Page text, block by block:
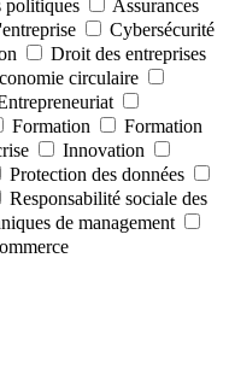
politiques
Assurances
Cybersécurité
Droit des entreprises
circulaire
Formation
Formation
Innovation
Protection des données
Responsabilité sociale des
de management